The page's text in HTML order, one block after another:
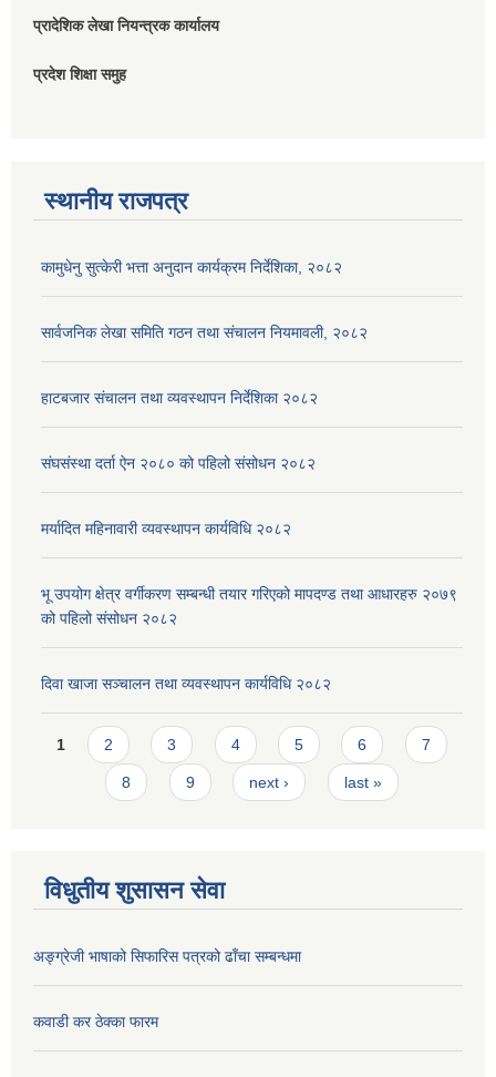
प्रादेशिक लेखा नियन्त्रक कार्यालय
प्रदेश शिक्षा समुह
स्थानीय राजपत्र
कामुधेनु सुत्केरी भत्ता अनुदान कार्यक्रम निर्देशिका, २०८२
सार्वजनिक लेखा समिति गठन तथा संचालन नियमावली, २०८२
हाटबजार संचालन तथा व्यवस्थापन निर्देशिका २०८२
संघसंस्था दर्ता ऐन २०८० को पहिलो संसोधन २०८२
मर्यादित महिनावारी व्यवस्थापन कार्यविधि २०८२
भू उपयोग क्षेत्र वर्गीकरण सम्बन्धी तयार गरिएको मापदण्ड तथा आधारहरु २०७९
को पहिलो संसोधन २०८२
दिवा खाजा सञ्चालन तथा व्यवस्थापन कार्यविधि २०८२
Pages
1 2 3 4 5 6 7
8 9 next › last »
विधुतीय शुसासन सेवा
अङ्ग्रेजी भाषाको सिफारिस पत्रको ढाँचा सम्बन्धमा
कवाडी कर ठेक्का फारम